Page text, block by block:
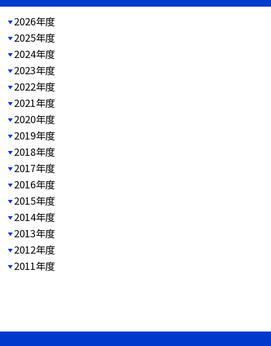
2026年度
2025年度
2024年度
2023年度
2022年度
2021年度
2020年度
2019年度
2018年度
2017年度
2016年度
2015年度
2014年度
2013年度
2012年度
2011年度